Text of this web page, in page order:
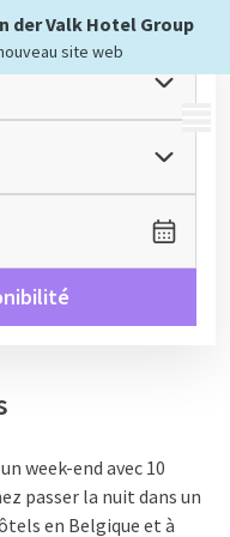
der Valk Hotel Group
site web
MENU
week-end avec 10
passer la nuit dans un
en Belgique et à